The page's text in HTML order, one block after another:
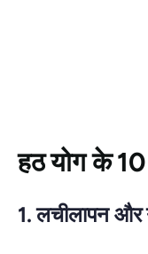
हठ योग के
1.लचीलापन और